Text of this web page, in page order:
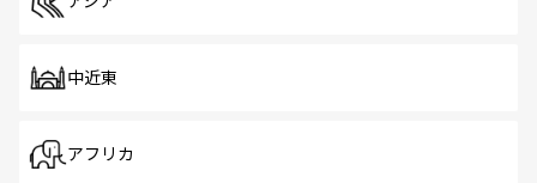
中近東
アフリカ